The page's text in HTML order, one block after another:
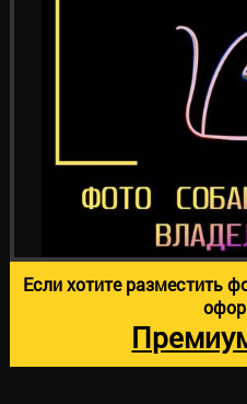
Если хотите разместить